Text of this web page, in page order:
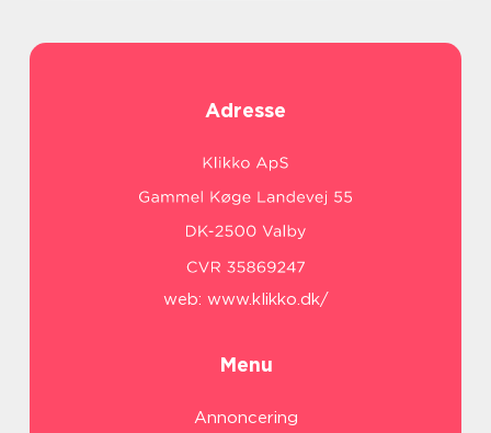
Adresse
web: www.klikko.dk/
Menu
Annoncering